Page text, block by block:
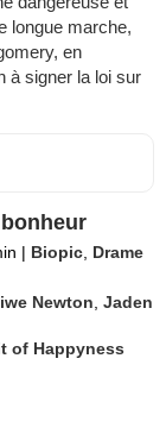
longue marche,
en
à signer la loi sur
| Biopic Drame
Newton ,Jaden
of Happyness